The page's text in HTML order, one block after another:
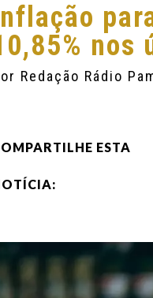
nos
Redação Rádio
ESTA